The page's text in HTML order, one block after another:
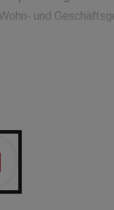
und